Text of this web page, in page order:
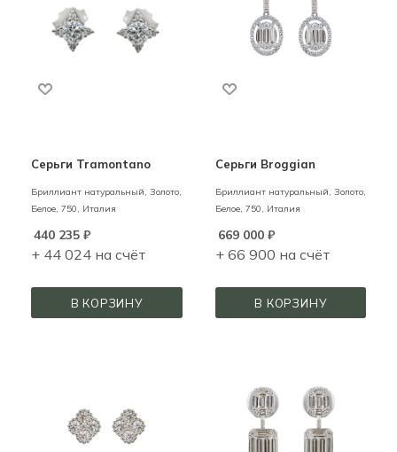
Серьги Tramontano
Бриллиант натуральный, Золото,
Белое, 750, Италия
440 235 ₽
+ 44 024 на счёт
В КОРЗИНУ
Серьги Broggian
Бриллиант натуральный, Золото,
Белое, 750, Италия
669 000₽
+ 66 900 на счёт
В КОРЗИНУ